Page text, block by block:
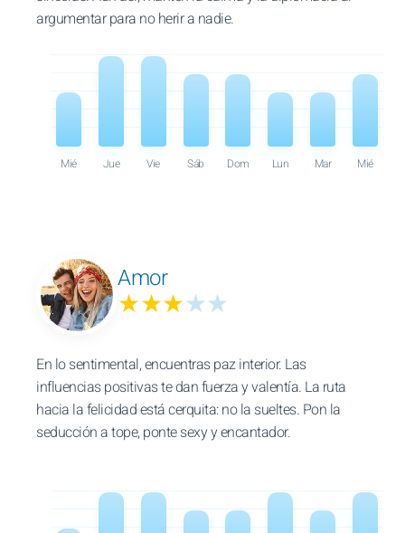
argumentar para no herir a nadie.
Mié Jue Vie Sáb Dom Lun Mar Mié
Amor
★★★★★
En lo sentimental, encuentras paz interior. Las
influencias positivas te dan fuerza y valentía. La ruta
hacia la felicidad está cerquita: no la sueltes. Pon la
seducción a tope, ponte sexy y encantador.